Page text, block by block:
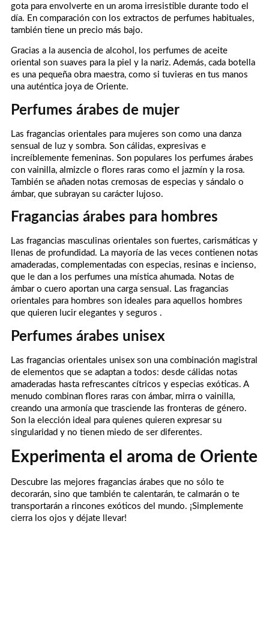
gota para envolverte en un aroma irresistible durante todo el
día. En comparación con los extractos de perfumes habituales,
también tiene un precio más bajo.
Gracias a la ausencia de alcohol, los perfumes de aceite
oriental son suaves para la piel y la nariz. Además, cada botella
es una pequeña obra maestra, como si tuvieras en tus manos
una auténtica joya de Oriente.
Perfumes árabes de mujer
Las fragancias orientales para mujeres son como una danza
sensual de luz y sombra. Son cálidas, expresivas e
increíblemente femeninas. Son populares los perfumes árabes
con vainilla, almizcle o flores raras como el jazmín y la rosa.
También se añaden notas cremosas de especias y sándalo o
ámbar, que subrayan su carácter lujoso.
Fragancias árabes para hombres
Las fragancias masculinas orientales son fuertes, carismáticas y
llenas de profundidad. La mayoría de las veces contienen notas
amaderadas, complementadas con especias, resinas e incienso,
que le dan a los perfumes una mística ahumada. Notas de
ámbar o cuero aportan una carga sensual. Las fragancias
orientales para hombres son ideales para aquellos hombres
que quieren lucir elegantes y seguros .
Perfumes árabes unisex
Las fragancias orientales unisex son una combinación magistral
de elementos que se adaptan a todos: desde cálidas notas
amaderadas hasta refrescantes cítricos y especias exóticas. A
menudo combinan flores raras con ámbar, mirra o vainilla,
creando una armonía que trasciende las fronteras de género.
Son la elección ideal para quienes quieren expresar su
singularidad y no tienen miedo de ser diferentes.
Experimenta el aroma de Oriente
Descubre las mejores fragancias árabes que no sólo te
decorarán, sino que también te calentarán, te calmarán o te
transportarán a rincones exóticos del mundo. ¡Simplemente
cierra los ojos y déjate llevar!